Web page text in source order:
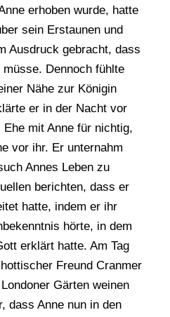
erhoben wurde, hatte
sein Erstaunen und
Ausdruck gebracht, dass
Dennoch fühlte
Nähe zur Königin
er in der Nacht vor
mit Anne für nichtig,
vor ihr. Er unternahm
Annes Leben zu
berichten, dass er
hatte, indem er ihr
hörte, in dem
erklärt hatte. Am Tag
Freund Cranmer
Gärten weinen
dass Anne nun in den